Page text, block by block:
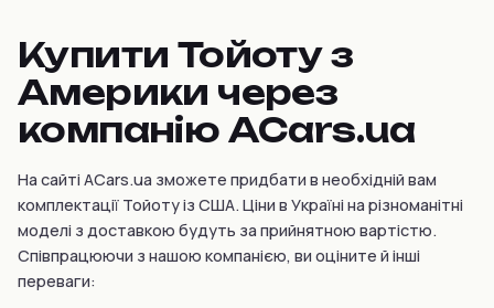
Купити Тойоту з
Америки через
компанію ACars.ua
На сайті ACars.ua зможете придбати в необхідній вам
комплектації Тойоту із США. Ціни в Україні на різноманітні
моделі з доставкою будуть за прийнятною вартістю.
Співпрацюючи з нашою компанією, ви оціните й інші
переваги: